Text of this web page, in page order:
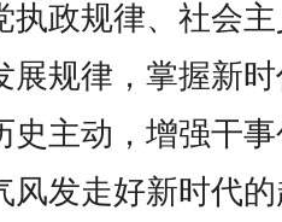
执政规律、社会
展规律，掌握新
史主动，增强干
风发走好新时代